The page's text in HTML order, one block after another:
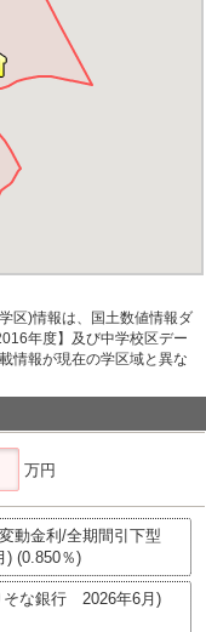
区)情報は、国土数値情報ダ
年度】及び中学校区デー
情報が現在の学区域と異な
万円
動金利/全期間引下型
(0.850％)
そな銀行 2026年6月)